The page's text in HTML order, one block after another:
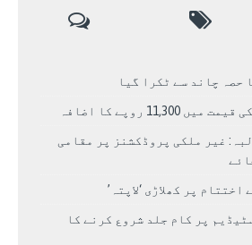
حصہ چاند سے ٹکرا گیا
روپے کا اضافہ
غیر ملکی پروڈکشنز پر مقامی
پر کھلاڑی ‘لاپتہ’
پر کام جلد شروع کرنے کا